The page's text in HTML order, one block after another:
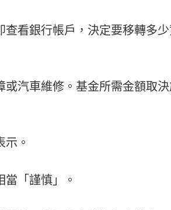
看銀行帳戶，決定要移轉多少
汽車維修。基金所需金額取
。
「謹慎」。